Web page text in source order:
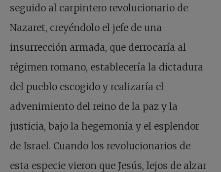
seguido al carpintero revolucionario de
Nazaret, creyéndolo el jefe de una
insurrección armada, que derrocaría al
régimen romano, establecería la dictadura
del pueblo escogido y realizaría el
advenimiento del reino de la paz y la
justicia, bajo la hegemonía y el esplendor
de Israel. Cuando los revolucionarios de
esta especie vieron que Jesús, lejos de alzar